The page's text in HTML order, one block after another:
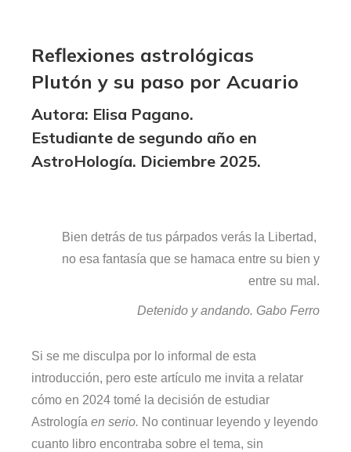
Reflexiones astrológicas
Plutón y su paso por Acuario
Autora: Elisa Pagano.
Estudiante de segundo año en
AstroHología. Diciembre 2025.
Bien detrás de tus párpados verás la Libertad,
no esa fantasía que se hamaca entre su bien y
entre su mal.
Detenido y andando. Gabo Ferro
Si se me disculpa por lo informal de esta
introducción, pero este artículo me invita a relatar
cómo en 2024 tomé la decisión de estudiar
Astrología en serio. No continuar leyendo y leyendo
cuanto libro encontraba sobre el tema, sin